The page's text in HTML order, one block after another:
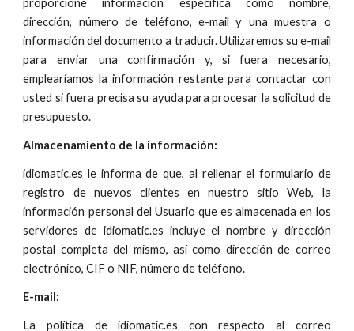
proporcione información específica como nombre,
dirección, número de teléfono, e-mail y una muestra o
información del documento a traducir. Utilizaremos su e-mail
para enviar una confirmación y, si fuera necesario,
emplearíamos la información restante para contactar con
usted si fuera precisa su ayuda para procesar la solicitud de
presupuesto.
Almacenamiento de la información:
idiomatic.es le informa de que, al rellenar el formulario de
registro de nuevos clientes en nuestro sitio Web, la
información personal del Usuario que es almacenada en los
servidores de idiomatic.es incluye el nombre y dirección
postal completa del mismo, así como dirección de correo
electrónico, CIF o NIF, número de teléfono.
E-mail:
La política de idiomatic.es con respecto al correo